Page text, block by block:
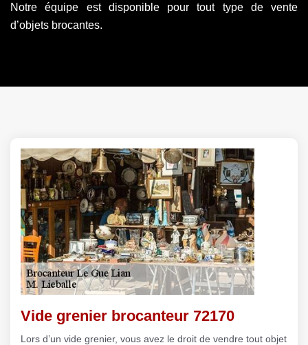
Notre équipe est disponible pour tout type de vente
d’objets brocantes.
Vide grenier brocanteur 72170
Lors d’un vide grenier, vous avez le droit de vendre tout objet